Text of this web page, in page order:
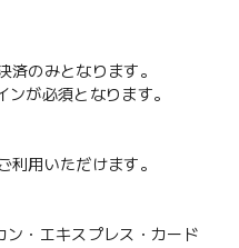
済のみとなります。
ンが必須となります。
利用いただけます。
・エキスプレス・カード